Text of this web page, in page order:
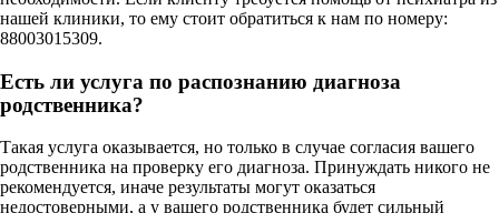
нашей клиники, то ему стоит обратиться к нам по номеру:
88003015309.
Есть ли услуга по распознанию диагноза
родственника?
Такая услуга оказывается, но только в случае согласия вашего
родственника на проверку его диагноза. Принуждать никого не
рекомендуется, иначе результаты могут оказаться
недостоверными, а у вашего родственника будет сильный